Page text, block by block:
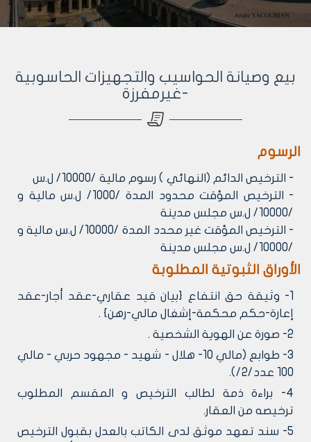
بيع وصيانة الحواسيب والتجهيزات الحاسوبية
-غيرمفرزة
الرسوم
- الترخيص الدائم (النهائي ) رسوم مالية /10000/ ل.س
- الترخيص المؤقت محدود المدة /1000/ ل.س مالية و
/10000/ ل.س مجلس مدينة
- الترخيص المؤقت غير محدد المدة /10000/ ل.س مالية و
/10000/ ل.س مجلس مدينة
الأوراق الثبوتية المطلوبة
1- وثيقة حق انتفاع {بيان قيد عقاري-عقد أجار-عقد
إعارة-حكم محكمة-إشغال مالي-رهن} .
2- صورة عن الهوية الشخصية .
3- طوابع (مالي 10- هلال - شهيد - مجهود حربي - مالي
100 عدد/2/).
4- براءة ذمة لطالب الترخيص و المقسم المطلوب
ترخيصه من العقار.
5- سند تعهد موثق لدى الكاتب بالعدل بقبول الترخيص